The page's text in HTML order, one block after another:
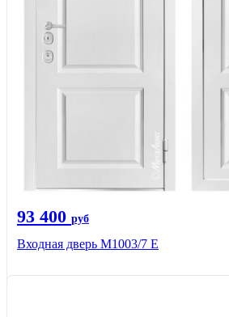
93 400 руб
Входная дверь М1003/7 E